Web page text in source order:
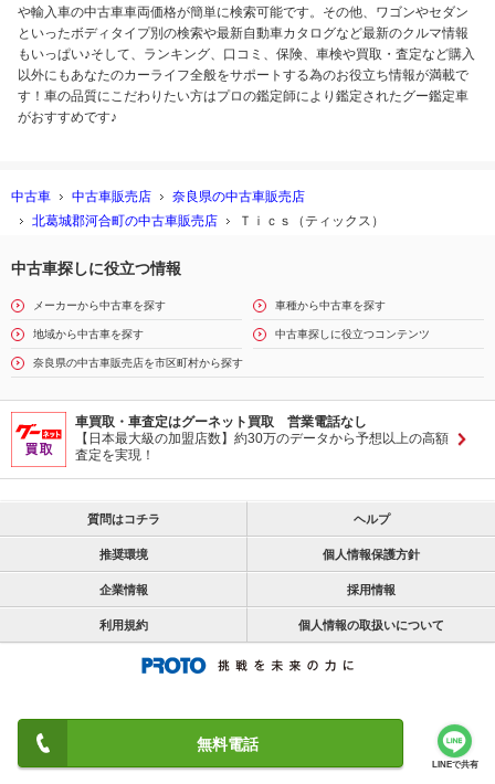
無料電話
LINEで共有
や輸入車の中古車車両価格が簡単に検索可能です。その他、ワゴンやセダン
といったボディタイプ別の検索や最新自動車カタログなど最新のクルマ情報
もいっぱい♪そして、ランキング、口コミ、保険、車検や買取・査定など購入
以外にもあなたのカーライフ全般をサポートする為のお役立ち情報が満載で
す！車の品質にこだわりたい方はプロの鑑定師により鑑定されたグー鑑定車
がおすすめです♪
中古車 中古車販売店
奈良県の中古車販売店
北葛城郡河合町の中古車販売店
Ｔｉｃｓ（ティックス）
中古車探しに役立つ情報
メーカーから中古車を探す 車種から中古車を探す
地域から中古車を探す 中古車探しに役立つコンテンツ
奈良県の中古車販売店を市区町村から探す
車買取・車査定はグーネット買取 営業電話なし
【日本最大級の加盟店数】約30万のデータから予想以上の高額
査定を実現！
質問はコチラ ヘルプ
推奨環境 個人情報保護方針
企業情報 採用情報
利用規約 個人情報の取扱いについて